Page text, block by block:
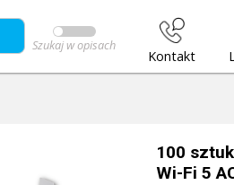
Szukaj w opisach
Kontakt
100
Wi-Fi 5